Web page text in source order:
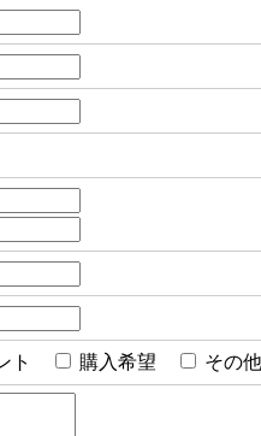
ト 購入希望 その他